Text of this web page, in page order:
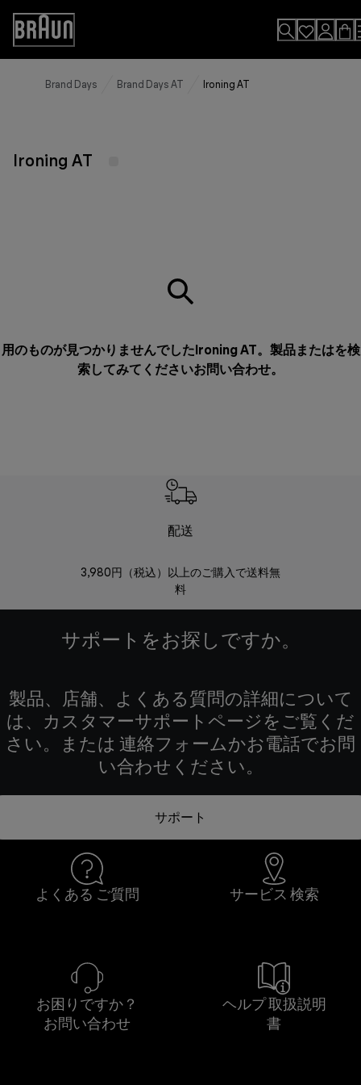
Skip
Content
Accessibility
Statement
Brand Days Brand Days AT Ironing AT
Ironing AT
用のものが見つかりませんでしたIroning AT。製品またはを検
索してみてくださいお問い合わせ。
配送
3,980円（税込）以上のご購入で送料無
料
サポートをお探しですか。
製品、店舗、よくある質問の詳細について
は、カスタマーサポートページをご覧くだ
さい。または 連絡フォームかお電話でお問
い合わせください。
サポート
よくある ご質問 サービス 検索
お困りですか？
お問い合わせ
ヘルプ 取扱説明
書